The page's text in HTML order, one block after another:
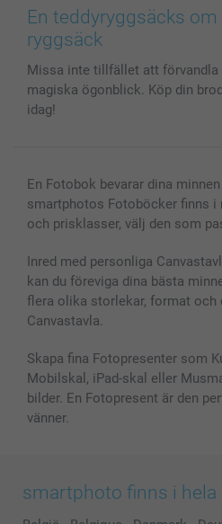
Bilder, Fotoförstoring &
Skal till Mobil & Surfplatta
Fotoalmanackor & Fotoagenda
Fotoramar & Tillbehör
Cookie Policy
Sitemap
Investor Relations
smartgaranti
smartbonus
Status på beställningar
En teddyryggsäcks
ryggsäck
Missa inte tillfället att förvandla
magiska ögonblick. Köp din
idag!
En Fotobok bevarar dina
smartphotos Fotoböcker finns i
och prisklasser, välj den som
Inred med personliga
kan du föreviga dina bästa
flera olika storlekar, format och
Canvastavla.
Skapa fina Fotopresenter som
Mobilskal, iPad-skal eller
bilder. En Fotopresent är den
vänner.
smartphoto finns i hela